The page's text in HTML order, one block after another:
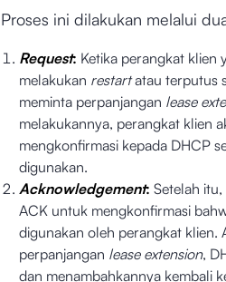
Proses ini dilakukan melalui
Request: Ketika perangkat klien
melakukan restartatau terputus
meminta perpanjangan lease
melakukannya, perangkat klien
mengkonfirmasi kepada DHCP
digunakan.
Acknowledgement: Setelah
ACK untuk mengkonfirmasi
digunakan oleh perangkat klien.
perpanjangan lease extension,
dan menambahkannya kembali